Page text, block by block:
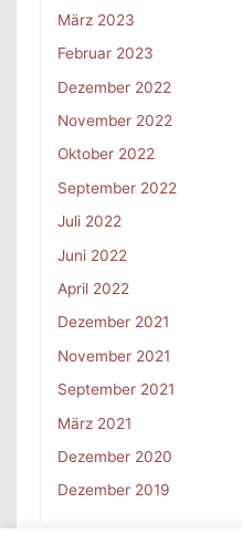
März 2023
Februar 2023
Dezember 2022
November 2022
Oktober 2022
September 2022
Juli 2022
Juni 2022
April 2022
Dezember 2021
November 2021
September 2021
März 2021
Dezember 2020
Dezember 2019